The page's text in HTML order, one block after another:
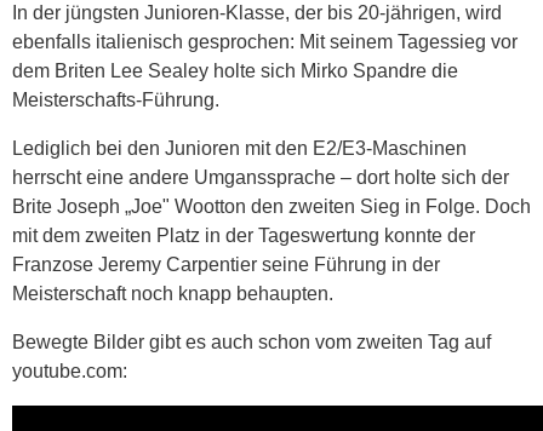
In der jüngsten Junioren-Klasse, der bis 20-jährigen, wird
ebenfalls italienisch gesprochen: Mit seinem Tagessieg vor
dem Briten Lee Sealey holte sich Mirko Spandre die
Meisterschafts-Führung.
Lediglich bei den Junioren mit den E2/E3-Maschinen
herrscht eine andere Umganssprache – dort holte sich der
Brite Joseph „Joe" Wootton den zweiten Sieg in Folge. Doch
mit dem zweiten Platz in der Tageswertung konnte der
Franzose Jeremy Carpentier seine Führung in der
Meisterschaft noch knapp behaupten.
Bewegte Bilder gibt es auch schon vom zweiten Tag auf
youtube.com: